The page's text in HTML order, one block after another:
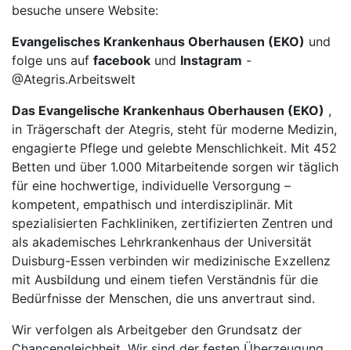
besuche unsere Website:
Evangelisches Krankenhaus Oberhausen (EKO) und
folge uns auf facebook und Instagram -
@Ategris.Arbeitswelt
Das Evangelische Krankenhaus Oberhausen (EKO) ,
in Trägerschaft der Ategris, steht für moderne Medizin,
engagierte Pflege und gelebte Menschlichkeit. Mit 452
Betten und über 1.000 Mitarbeitende sorgen wir täglich
für eine hochwertige, individuelle Versorgung –
kompetent, empathisch und interdisziplinär. Mit
spezialisierten Fachkliniken, zertifizierten Zentren und
als akademisches Lehrkrankenhaus der Universität
Duisburg-Essen verbinden wir medizinische Exzellenz
mit Ausbildung und einem tiefen Verständnis für die
Bedürfnisse der Menschen, die uns anvertraut sind.
Wir verfolgen als Arbeitgeber den Grundsatz der